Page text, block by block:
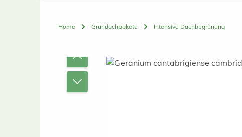
Home Gründachpakete Intensive Dachbegrünung
Bildergalerie überspringen